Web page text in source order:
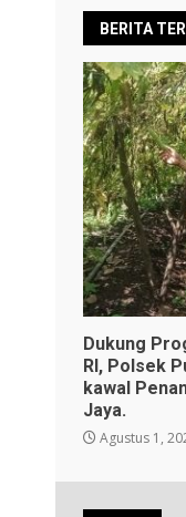
BERITA
Dukung
RI, Polsek
kawal
Jaya.
Agustus 1,